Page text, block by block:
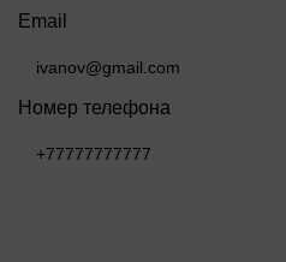
Email
Номер телефона